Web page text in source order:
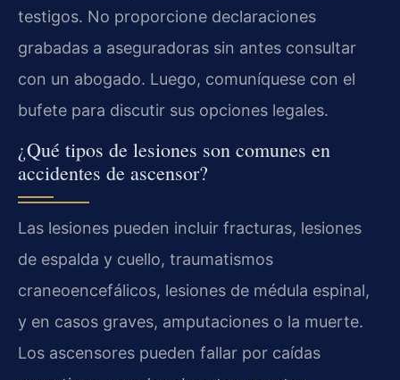
testigos. No proporcione declaraciones
grabadas a aseguradoras sin antes consultar
con un abogado. Luego, comuníquese con el
bufete para discutir sus opciones legales.
¿Qué tipos de lesiones son comunes en
accidentes de ascensor?
Las lesiones pueden incluir fracturas, lesiones
de espalda y cuello, traumatismos
craneoencefálicos, lesiones de médula espinal,
y en casos graves, amputaciones o la muerte.
Los ascensores pueden fallar por caídas